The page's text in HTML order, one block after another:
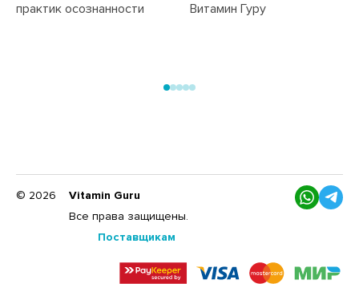
практик осознанности
Витамин Гуру
© 2026
Vitamin Guru
Все права защищены.
Поставщикам